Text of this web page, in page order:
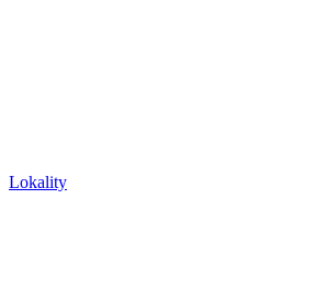
Lokality